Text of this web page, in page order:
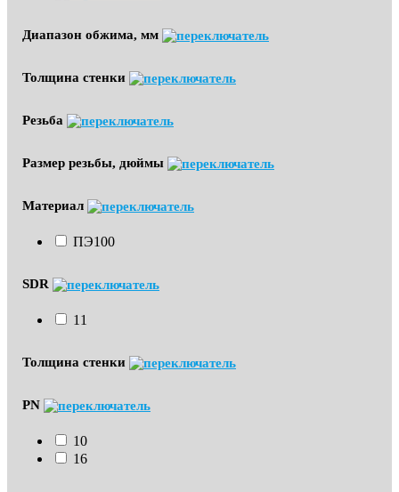
Диапазон обжима, мм
Толщина стенки
Резьба
Размер резьбы, дюймы
Материал
ПЭ100
SDR
11
Толщина стенки
PN
10
16